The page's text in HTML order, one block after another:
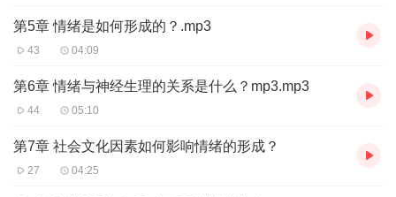
53-55章——钱璟可观韦
56-58章——杨柳依依
62-64章——羊羊的快乐生活
65-67章——源满
71-73章——起飞吧猫仔
74-76章—— 清扬婉兮
第5章 情绪是如何形成的？.mp3
43 04:09
第6章 情绪与神经生理的关系是什么？mp3.mp3
44 05:10
第7章 社会文化因素如何影响情绪的形成？
27 04:25